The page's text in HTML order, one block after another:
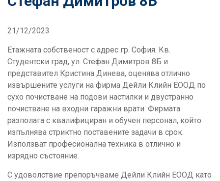
21/12/2023
Етажната собственост с адрес гр. София. Кв.
Студентски град, ул. Стефан Димитров 8Б и
представител Кристина Динева, оценява отлично
извършените услуги на фирма Дейли Клийн ЕООД по
сухо почистване на подови настилки и двустранно
почистване на входни гаражни врати. Фирмата
разполага с квалифициран и обучен персонал, който
изпълнява стриктно поставените задачи в срок.
Използват професионална техника в отлично и
изрядно състояние.
С удоволствие препоръчваме Дейли Клийн ЕООД като